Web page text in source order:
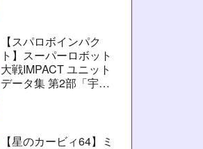
【スパロボインパク
ト】スーパーロボット
大戦IMPACT ユニット
データ集 第2部「宇宙
【星のカービィ64】ミ